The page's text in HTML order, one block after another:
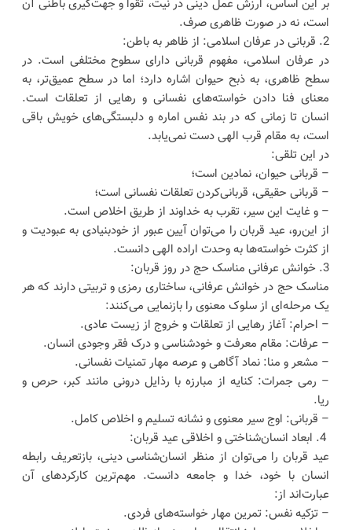
بر این اساس، ارزش عمل دینی در نیت، تقوا و جهت‌گیری باطنی آن
است، نه در صورت ظاهری صرف.
2. قربانی در عرفان اسلامی: از ظاهر به باطن:
در عرفان اسلامی، مفهوم قربانی دارای سطوح مختلفی است. در
سطح ظاهری، به ذبح حیوان اشاره دارد؛ اما در سطح عمیق‌تر، به
معنای فنا دادن خواسته‌های نفسانی و رهایی از تعلقات است.
انسان تا زمانی که در بند نفس اماره و دلبستگی‌های خویش باقی
است، به مقام قرب الهی دست نمی‌یابد.
در این تلقی:
– قربانی حیوان، نمادین است؛
– قربانی حقیقی، قربانی‌کردن تعلقات نفسانی است؛
– و غایت این سیر، تقرب به خداوند از طریق اخلاص است.
از این‌رو، عید قربان را می‌توان آیین عبور از خودبنیادی به عبودیت و
از کثرت خواسته‌ها به وحدت اراده الهی دانست.
3. خوانش عرفانی مناسک حج در روز قربان:
مناسک حج در خوانش عرفانی، ساختاری رمزی و تربیتی دارند که هر
یک مرحله‌ای از سلوک معنوی را بازنمایی می‌کنند:
– احرام: آغاز رهایی از تعلقات و خروج از زیست عادی.
– عرفات: مقام معرفت و خودشناسی و درک فقر وجودی انسان.
– مشعر و منا: نماد آگاهی و عرصه مهار تمنیات نفسانی.
– رمی جمرات: کنایه از مبارزه با رذایل درونی مانند کبر، حرص و
ریا.
– قربانی: اوج سیر معنوی و نشانه تسلیم و اخلاص کامل.
4. ابعاد انسان‌شناختی و اخلاقی عید قربان:
عید قربان را می‌توان از منظر انسان‌شناسی دینی، بازتعریف رابطه
انسان با خود، خدا و جامعه دانست. مهم‌ترین کارکردهای آن
عبارت‌اند از:
– تزکیه نفس: تمرین مهار خواسته‌های فردی.